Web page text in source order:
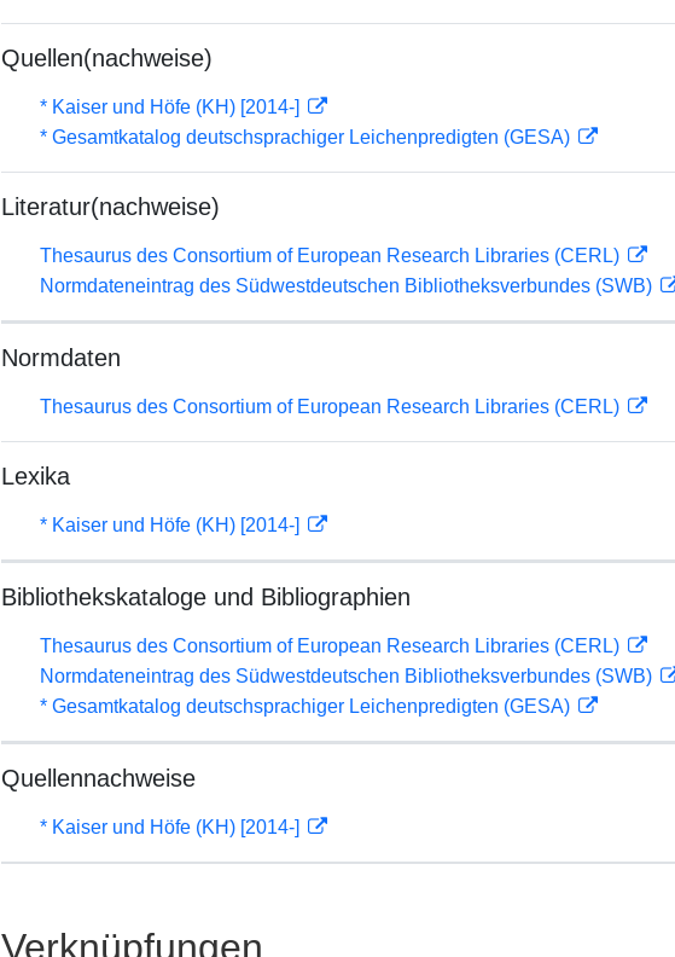
Quellen(nachweise)
* Kaiser und Höfe (KH) [2014-]
* Gesamtkatalog deutschsprachiger Leichenpredigten (GESA)
Literatur(nachweise)
Thesaurus des Consortium of European Research Libraries (CERL)
Normdateneintrag des Südwestdeutschen Bibliotheksverbundes (SWB)
Normdaten
Thesaurus des Consortium of European Research Libraries (CERL)
Lexika
* Kaiser und Höfe (KH) [2014-]
Bibliothekskataloge und Bibliographien
Thesaurus des Consortium of European Research Libraries (CERL)
Normdateneintrag des Südwestdeutschen Bibliotheksverbundes (SWB)
* Gesamtkatalog deutschsprachiger Leichenpredigten (GESA)
Quellennachweise
* Kaiser und Höfe (KH) [2014-]
Verknüpfungen